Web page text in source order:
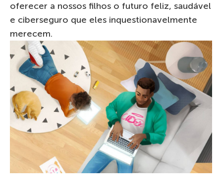
oferecer a nossos filhos o futuro feliz, saudável
e ciberseguro que eles inquestionavelmente
merecem.